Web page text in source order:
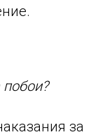
за